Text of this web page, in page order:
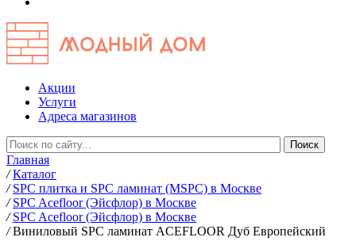
Акции
Услуги
Адреса магазинов
Главная
/ Каталог
/ SPC плитка и SPC ламинат (MSPC) в Москве
/ SPC Acefloor (Эйсфлор) в Москве
/ SPC Acefloor (Эйсфлор) в Москве
/ Виниловый SPC ламинат ACEFLOOR Дуб Европейский